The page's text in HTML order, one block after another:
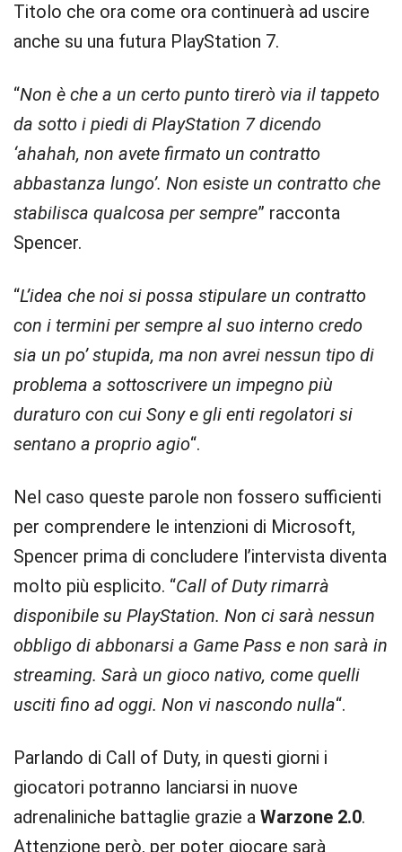
Titolo che ora come ora continuerà ad uscire
anche su una futura PlayStation 7.
“Non è che a un certo punto tirerò via il tappeto
da sotto i piedi di PlayStation 7 dicendo
‘ahahah, non avete firmato un contratto
abbastanza lungo’. Non esiste un contratto che
stabilisca qualcosa per sempre” racconta
Spencer.
“L’idea che noi si possa stipulare un contratto
con i termini per sempre al suo interno credo
sia un po’ stupida, ma non avrei nessun tipo di
problema a sottoscrivere un impegno più
duraturo con cui Sony e gli enti regolatori si
sentano a proprio agio“.
Nel caso queste parole non fossero sufficienti
per comprendere le intenzioni di Microsoft,
Spencer prima di concludere l’intervista diventa
molto più esplicito. “Call of Duty rimarrà
disponibile su PlayStation. Non ci sarà nessun
obbligo di abbonarsi a Game Pass e non sarà in
streaming. Sarà un gioco nativo, come quelli
usciti fino ad oggi. Non vi nascondo nulla“.
Parlando di Call of Duty, in questi giorni i
giocatori potranno lanciarsi in nuove
adrenaliniche battaglie grazie a Warzone 2.0.
Attenzione però, per poter giocare sarà